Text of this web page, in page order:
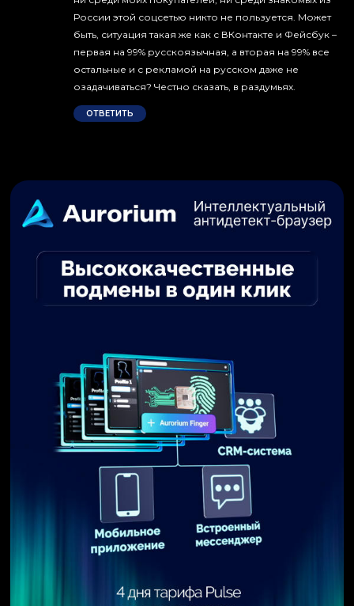
России этой соцсетью никто не пользуется. Может
быть, ситуация такая же как с ВКонтакте и Фейсбук –
первая на 99% русскоязычная, а вторая на 99% все
остальные и с рекламой на русском даже не
озадачиваться? Честно сказать, в раздумьях.
ОТВЕТИТЬ